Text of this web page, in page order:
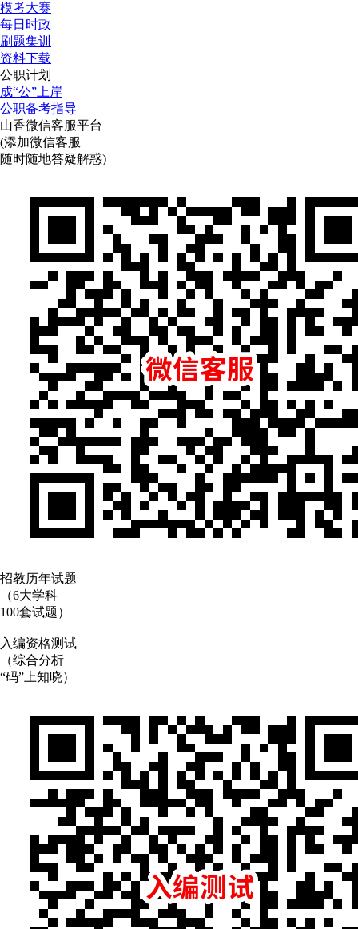
模考大赛
每日时政
刷题集训
资料下载
公职计划
成“公”上岸
公职备考指导
山香微信客服平台
(添加微信客服
随时随地答疑解惑)
招教历年试题
（6大学科
100套试题）
入编资格测试
（综合分析
“码”上知晓）